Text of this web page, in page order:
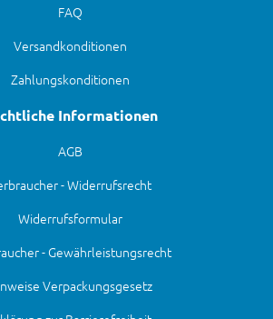
FAQ
Versandkonditionen
Zahlungskonditionen
Informationen
AGB
- Widerrufsrecht
Widerrufsformular
- Gewährleistungsrecht
Verpackungsgesetz